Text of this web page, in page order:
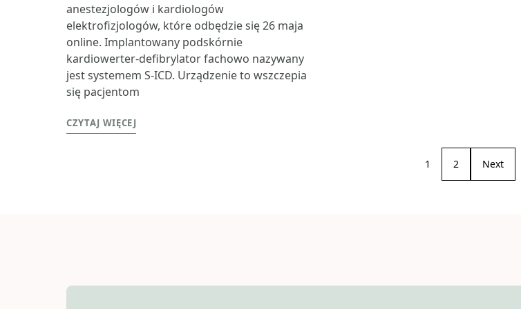
anestezjologów i kardiologów
elektrofizjologów, które odbędzie się 26 maja
online. Implantowany podskórnie
kardiowerter-defibrylator fachowo nazywany
jest systemem S-ICD. Urządzenie to wszczepia
się pacjentom
CZYTAJ WIĘCEJ
1 2 Next